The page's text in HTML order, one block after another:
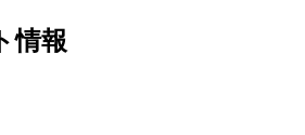
情報